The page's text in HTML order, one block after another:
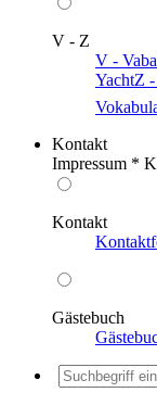
V - Z
V -
YachtZ
Kontakt
Impressum *
Kontakt
Gästebuch